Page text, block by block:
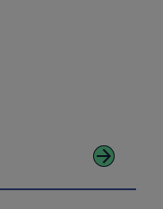
arrow_forward